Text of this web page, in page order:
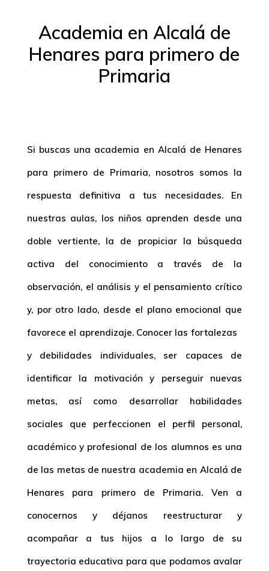
Academia en Alcalá de
Henares para primero de
Primaria
Si buscas una academia en Alcalá de Henares
para primero de Primaria, nosotros somos la
respuesta definitiva a tus necesidades. En
nuestras aulas, los niños aprenden desde una
doble vertiente, la de propiciar la búsqueda
activa del conocimiento a través de la
observación, el análisis y el pensamiento crítico
y, por otro lado, desde el plano emocional que
favorece el aprendizaje. Conocer las fortalezas
y debilidades individuales, ser capaces de
identificar la motivación y perseguir nuevas
metas, así como desarrollar habilidades
sociales que perfeccionen el perfil personal,
académico y profesional de los alumnos es una
de las metas de nuestra academia en Alcalá de
Henares para primero de Primaria. Ven a
conocernos y déjanos reestructurar y
acompañar a tus hijos a lo largo de su
trayectoria educativa para que podamos avalar